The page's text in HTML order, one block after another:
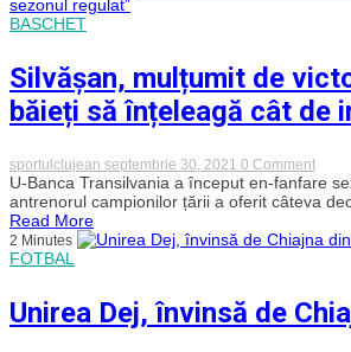
și
obține
un
egal
BASCHET
Silvășan, mulțumit de
băieți să înțeleagă cât de
sportulclujean septembrie 30, 2021 0 Commenton
de
cu
Ligii
U-Banca Transilvania a început en-fanfare
antrenorul campionilor țării a oferit câteva
Read More
2 Minutes
FOTBAL
Unirea Dej, învinsă de